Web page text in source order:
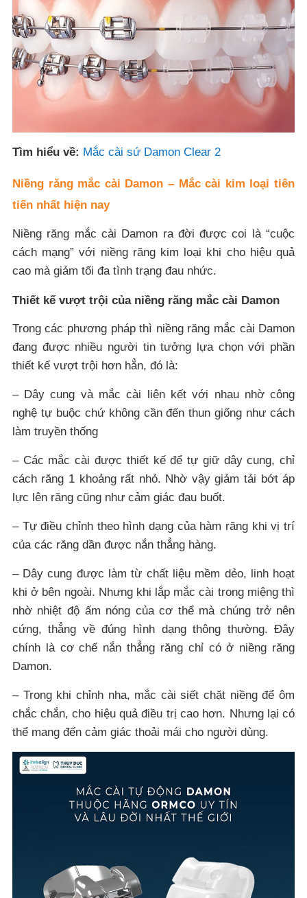
Tìm hiểu về: Mắc cài sứ Damon Clear 2
Niềng răng mắc cài Damon – Mắc cài kim loại tiên
tiến nhất hiện nay
Niềng răng mắc cài Damon ra đời được coi là “cuộc
cách mạng” với niềng răng kim loại khi cho hiệu quả
cao mà giảm tối đa tình trạng đau nhức.
Thiết kế vượt trội của niềng răng mắc cài Damon
Trong các phương pháp thì niềng răng mắc cài Damon
đang được nhiều người tin tưởng lựa chọn với phần
thiết kế vượt trội hơn hẳn, đó là:
– Dây cung và mắc cài liên kết với nhau nhờ công
nghệ tự buộc chứ không cần đến thun giống như cách
làm truyền thống
– Các mắc cài được thiết kế để tự giữ dây cung, chỉ
cách răng 1 khoảng rất nhỏ. Nhờ vậy giảm tải bớt áp
lực lên răng cũng như cảm giác đau buốt.
– Tự điều chỉnh theo hình dạng của hàm răng khi vị trí
của các răng dần được nắn thẳng hàng.
– Dây cung được làm từ chất liệu mềm dẻo, linh hoạt
khi ở bên ngoài. Nhưng khi lắp mắc cài trong miệng thì
nhờ nhiệt độ ấm nóng của cơ thể mà chúng trở nên
cứng, thẳng về đúng hình dạng thông thường. Đây
chính là cơ chế nắn thẳng răng chỉ có ở niềng răng
Damon.
– Trong khi chỉnh nha, mắc cài siết chặt niềng để ôm
chắc chắn, cho hiệu quả điều trị cao hơn. Nhưng lại có
thể mang đến cảm giác thoải mái cho người dùng.